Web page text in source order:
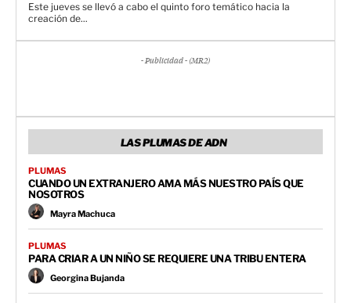
Este jueves se llevó a cabo el quinto foro temático hacia la
creación de...
- Publicidad - (MR2)
LAS PLUMAS DE ADN
PLUMAS
CUANDO UN EXTRANJERO AMA MÁS NUESTRO PAÍS QUE
NOSOTROS
Mayra Machuca
PLUMAS
PARA CRIAR A UN NIÑO SE REQUIERE UNA TRIBU ENTERA
Georgina Bujanda